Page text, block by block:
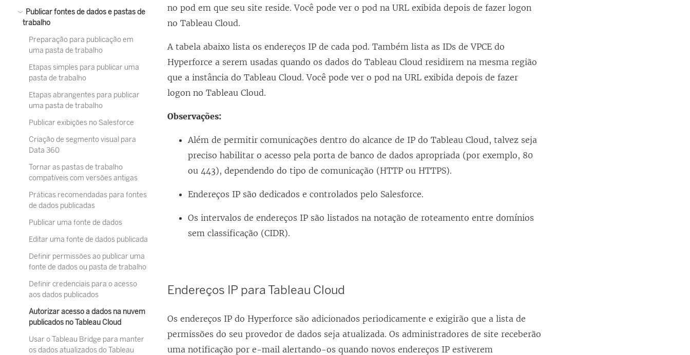
Publicar fontes de dados e pastas de
trabalho
Preparação para publicação em
uma pasta de trabalho
Etapas simples para publicar uma
pasta de trabalho
Etapas abrangentes para publicar
uma pasta de trabalho
Publicar exibições no Salesforce
Criação de segmento visual para
Data 360
Tornar as pastas de trabalho
compatíveis com versões antigas
Práticas recomendadas para fontes
de dados publicadas
Publicar uma fonte de dados
Editar uma fonte de dados publicada
Definir permissões ao publicar uma
fonte de dados ou pasta de trabalho
Definir credenciais para o acesso
aos dados publicados
Autorizar acesso a dados na nuvem
publicados no Tableau Cloud
Usar o Tableau Bridge para manter
os dados atualizados do Tableau
O
a
e
m
n
o
a
a
)
no pod em que seu site reside. Você pode ver o pod na URL exibida depois de fazer logon
noTableau Cloud.
A tabela abaixo lista os endereços IP de cada pod. Também lista as IDs de VPCE do
Hyperforce a serem usadas quando os dados do Tableau Cloud residirem na mesma região
que a instância do Tableau Cloud. Você pode ver o pod na URL exibida depois de fazer
logon noTableau Cloud.
Observações:
Além de permitir comunicações dentro do alcance de IP do Tableau Cloud, talvez seja
preciso habilitar o acesso pela porta de banco de dados apropriada (por exemplo, 80
ou 443), dependendo do tipo de comunicação (HTTP ou HTTPS).
Endereços IP são dedicados e controlados pelo Salesforce.
Os intervalos de endereços IP são listados na notação de roteamento entre domínios
sem classificação (CIDR).
Endereços IP para Tableau Cloud
Os endereços IP do Hyperforce são adicionados periodicamente e exigirão que a lista de
permissões do seu provedor de dados seja atualizada. Os administradores de site receberão
uma notificação por e-mail alertando-os quando novos endereços IP estiverem